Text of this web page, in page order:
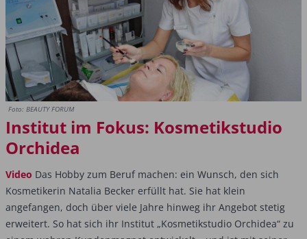
Foto: BEAUTY FORUM
Institut im Fokus: Kosmetikstudio
Orchidea
Video Das Hobby zum Beruf machen: ein Wunsch, den sich
Kosmetikerin Natalia Becker erfüllt hat. Sie hat klein
angefangen, doch über viele Jahre hinweg ihr Angebot stetig
erweitert. So hat sich ihr Institut „Kosmetikstudio Orchidea“ zu